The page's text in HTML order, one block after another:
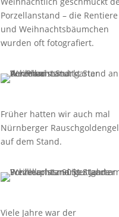
Porzellanstand – die Rentiere
und Weihnachtsbäumchen
wurden oft fotografiert.
Früher hatten wir auch mal
Nürnberger Rauschgoldengel
auf dem Stand.
Viele Jahre war der